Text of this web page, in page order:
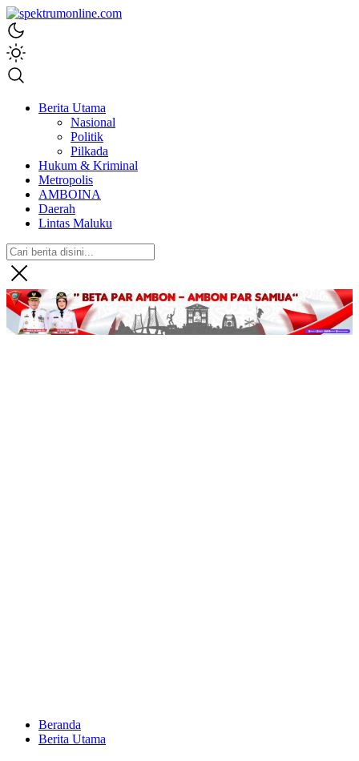
spektrumonline.com
Berita Utama
Nasional
Politik
Pilkada
Hukum & Kriminal
Metropolis
AMBOINA
Daerah
Lintas Maluku
Beranda
Berita Utama